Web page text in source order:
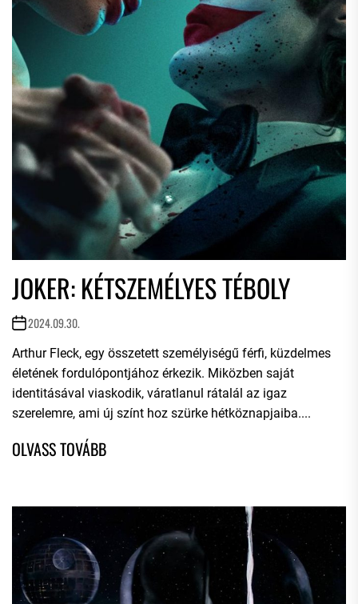
JOKER: KÉTSZEMÉLYES TÉBOLY
2024.09.30.
Arthur Fleck, egy összetett személyiségű férfi, küzdelmes
életének fordulópontjához érkezik. Miközben saját
identitásával viaskodik, váratlanul rátalál az igaz
szerelemre, ami új színt hoz szürke hétköznapjaiba....